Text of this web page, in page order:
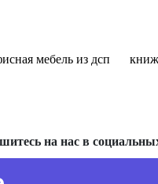
мебель из дсп
на нас в